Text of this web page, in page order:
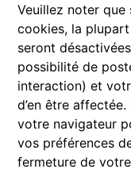
Veuillez noter
cookies, la
seront
possibilité de
interaction) et
d’en être
votre navigateur
vos préférences
fermeture de